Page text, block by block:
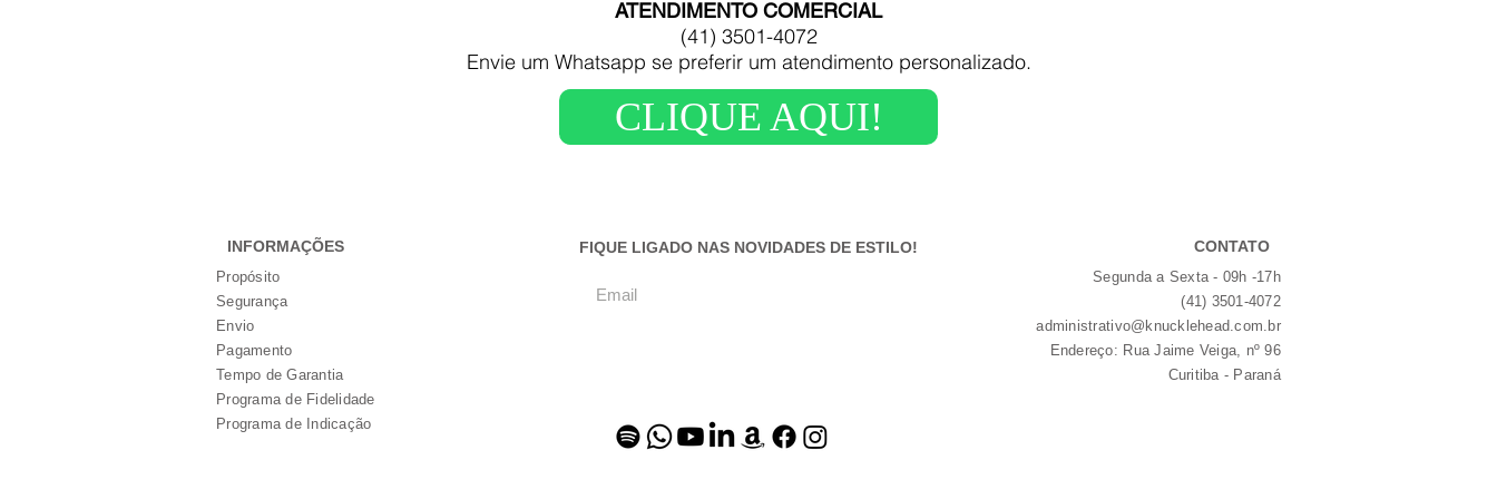
ATENDIMENTO COMERCIAL
(41) 3501-4072
Envie um Whatsapp se preferir um atendimento personalizado.
CLIQUE AQUI!
INFORMAÇÕES
Propósito
Segurança
Envio
Pagamento
Tempo de Garantia
Programa de Fidelidade
Programa de Indicação
FIQUE LIGADO NAS NOVIDADES DE ESTILO! CONTATO
Segunda a Sexta - 09h -17h​
(41) 3501-4072
administrativo@knucklehead.com.br
Endereço: Rua Jaime Veiga, nº 96
Curitiba - Paraná